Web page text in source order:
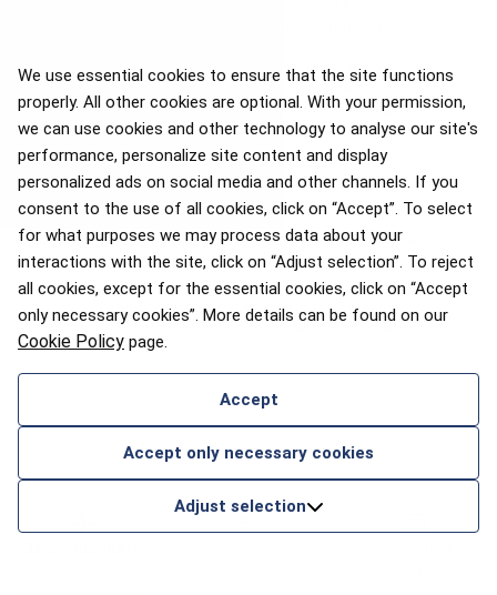
We use essential cookies to ensure that the site functions
properly. All other cookies are optional. With your permission,
we can use cookies and other technology to analyse our site's
performance, personalize site content and display
personalized ads on social media and other channels. If you
consent to the use of all cookies, click on “Accept”. To select
for what purposes we may process data about your
interactions with the site, click on “Adjust selection”. To reject
all cookies, except for the essential cookies, click on “Accept
only necessary cookies”. More details can be found on our
Cookie Policy page.
Accept
Accept only necessary cookies
Adjust selection
Субъекты данных имеют право на доступ,
персональных данных, ограничение или
возражение против обработки, а также
право на переносимость данных и право
подать жалобу в Государственную
инспекцию данных.
Автоматизированное принятие решений,
включая профилирование, не
осуществляется. Персональные данные не
передаются за пределы Европейского
Союза или Европейской экономической зоны
(ЕЭЗ).